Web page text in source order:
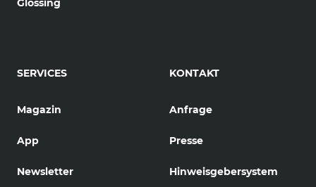
SERVICES
Magazin
App
Newsletter
KONTAKT
Anfrage
Presse
Hinweisgebersystem